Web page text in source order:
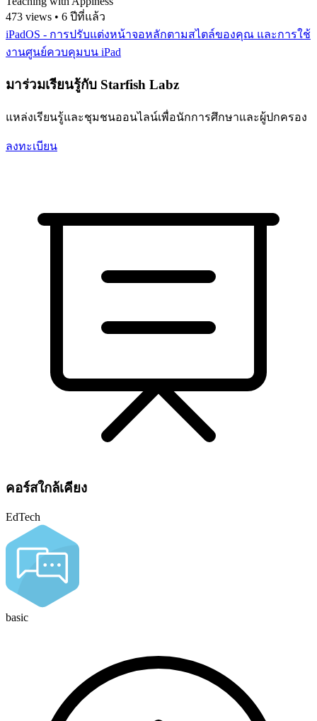
473 views • 6 ปีที่แล้ว
iPadOS - การปรับแต่งหน้าจอหลักตามสไตล์ของคุณ และการใช้
งานศูนย์ควบคุมบน iPad
มาร่วมเรียนรู้กับ Starfish Labz
แหล่งเรียนรู้และชุมชนออนไลน์เพื่อนักการศึกษาและผู้ปกครอง
ลงทะเบียน
คอร์สใกล้เคียง
EdTech
basic